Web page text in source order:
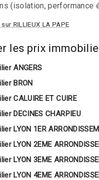
(isolation, performance
RILLIEUX LA PAPE
les prix
ANGERS
BRON
CALUIRE ET CUIRE
DECINES CHARPIEU
LYON 1ER
LYON 2EME
LYON 3EME
LYON 4EME